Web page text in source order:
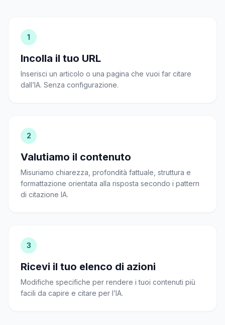
1
Incolla il tuo URL
Inserisci un articolo o una pagina che vuoi far citare
dall’IA. Senza configurazione.
2
Valutiamo il contenuto
Misuriamo chiarezza, profondità fattuale, struttura e
formattazione orientata alla risposta secondo i pattern
di citazione IA.
3
Ricevi il tuo elenco di azioni
Modifiche specifiche per rendere i tuoi contenuti più
facili da capire e citare per l’IA.